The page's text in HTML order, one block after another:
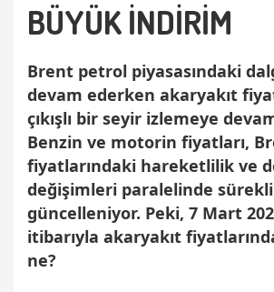
BÜYÜK İNDİRİM
Brent petrol piyasasındaki
devam ederken akaryakıt
çıkışlı bir seyir izlemeye
Benzin ve motorin fiyatları,
fiyatlarındaki hareketlilik ve
değişimleri paralelinde sürekli
güncelleniyor. Peki, 7 Mart
itibarıyla akaryakıt
ne?